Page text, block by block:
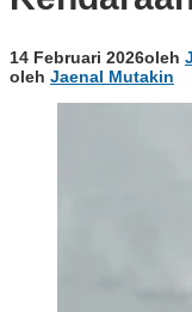
14 Februari 2026oleh
oleh Jaenal Mutakin